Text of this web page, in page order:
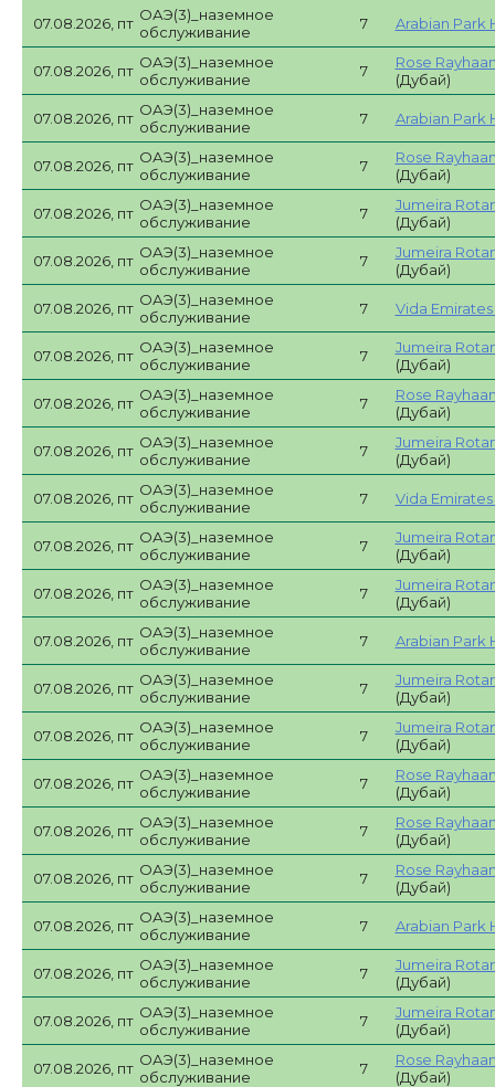
07.08.2026, пт ОАЭ(3)_наземное
обслуживание
7 Arabian Park
07.08.2026, пт ОАЭ(3)_наземное
обслуживание
7
Rose
(Дубай)
07.08.2026, пт ОАЭ(3)_наземное
обслуживание
7 Arabian Park
07.08.2026, пт ОАЭ(3)_наземное
обслуживание
7
Rose
(Дубай)
07.08.2026, пт ОАЭ(3)_наземное
обслуживание
7
Jumeira
(Дубай)
07.08.2026, пт ОАЭ(3)_наземное
обслуживание
7
Jumeira
(Дубай)
07.08.2026, пт ОАЭ(3)_наземное
обслуживание
7 Vida Emirates
07.08.2026, пт ОАЭ(3)_наземное
обслуживание
7
Jumeira
(Дубай)
07.08.2026, пт ОАЭ(3)_наземное
обслуживание
7
Rose
(Дубай)
07.08.2026, пт ОАЭ(3)_наземное
обслуживание
7
Jumeira
(Дубай)
07.08.2026, пт ОАЭ(3)_наземное
обслуживание
7 Vida Emirates
07.08.2026, пт ОАЭ(3)_наземное
обслуживание
7
Jumeira
(Дубай)
07.08.2026, пт ОАЭ(3)_наземное
обслуживание
7
Jumeira
(Дубай)
07.08.2026, пт ОАЭ(3)_наземное
обслуживание
7 Arabian Park
07.08.2026, пт ОАЭ(3)_наземное
обслуживание
7
Jumeira
(Дубай)
07.08.2026, пт ОАЭ(3)_наземное
обслуживание
7
Jumeira
(Дубай)
07.08.2026, пт ОАЭ(3)_наземное
обслуживание
7
Rose
(Дубай)
07.08.2026, пт ОАЭ(3)_наземное
обслуживание
7
Rose
(Дубай)
07.08.2026, пт ОАЭ(3)_наземное
обслуживание
7
Rose
(Дубай)
07.08.2026, пт ОАЭ(3)_наземное
обслуживание
7 Arabian Park
07.08.2026, пт ОАЭ(3)_наземное
обслуживание
7
Jumeira
(Дубай)
07.08.2026, пт ОАЭ(3)_наземное
обслуживание
7
Jumeira
(Дубай)
07.08.2026, пт ОАЭ(3)_наземное
обслуживание
7
Rose
(Дубай)